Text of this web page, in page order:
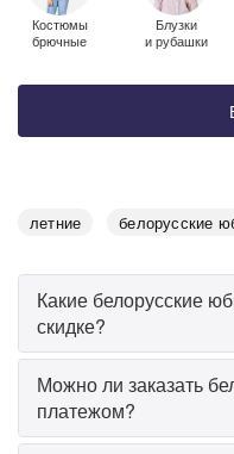
Костюмы
брючные
Блузки
и рубашки
летние белорусские
Какие белорусские
скидке?
Можно ли заказать
платежом?